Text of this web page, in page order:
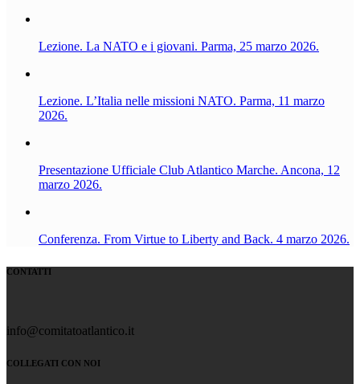
Lezione. La NATO e i giovani. Parma, 25 marzo 2026.
Lezione. L’Italia nelle missioni NATO. Parma, 11 marzo
2026.
Presentazione Ufficiale Club Atlantico Marche. Ancona, 12
marzo 2026.
Conferenza. From Virtue to Liberty and Back. 4 marzo 2026.
CONTATTI
info@comitatoatlantico.it
COLLEGATI CON NOI